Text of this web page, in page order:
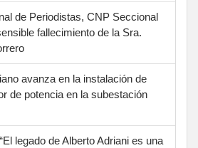
de Periodistas, CNP Seccional
fallecimiento de la Sra.
avanza en la instalación de
de potencia en la subestación
legado de Alberto Adriani es una